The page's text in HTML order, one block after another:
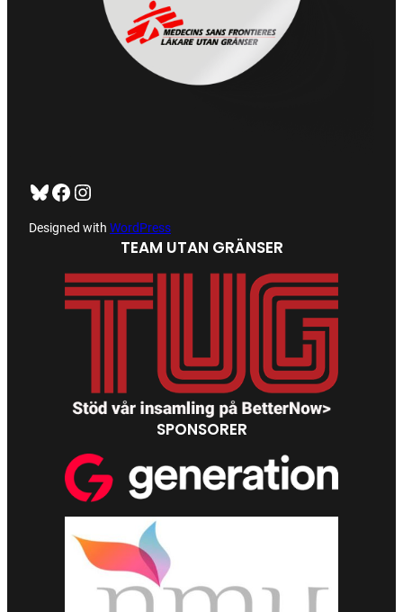
Bluesky Facebook https://www.instagram.com/tug_ck/
Designed with WordPress
TEAM UTAN GRÄNSER
SPONSORER